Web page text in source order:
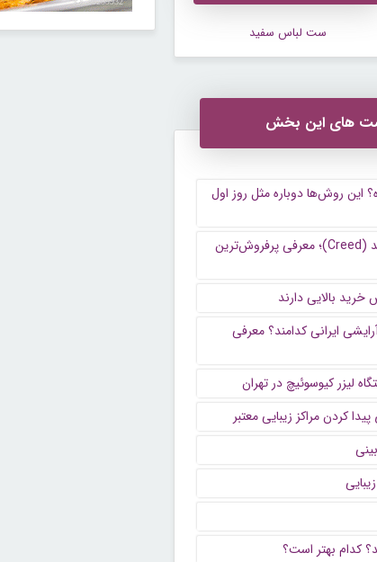
ست لباس سفید
های این بخش
این روش‌ها دوباره مثل روز اول
راهنمای خرید عطر کرید (Creed)؛ معرفی پرفروش‌ترین
ایرانی کدامند؟ معرفی
لیزر کیوسوئیچ در تهران
کردن مراکز زیبایی معتبر
کدام بهتر است؟